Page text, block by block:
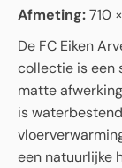
Afmeting:710
De FC Eiken
collectie is een
matte
is
een natuurlijke